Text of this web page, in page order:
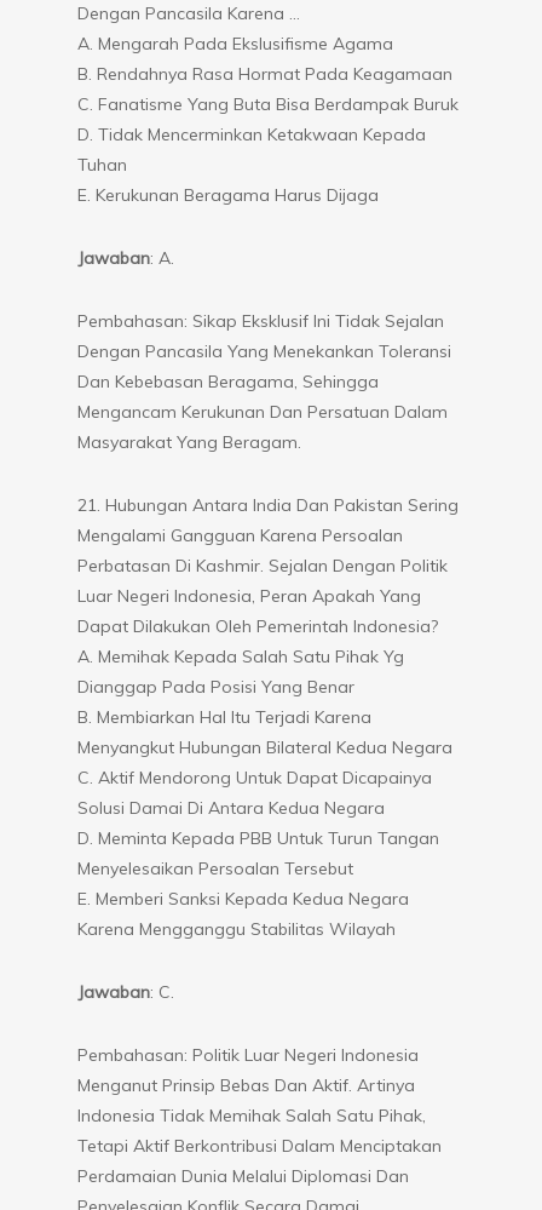
Dengan Pancasila Karena …
A. Mengarah Pada Ekslusifisme Agama
B. Rendahnya Rasa Hormat Pada Keagamaan
C. Fanatisme Yang Buta Bisa Berdampak Buruk
D. Tidak Mencerminkan Ketakwaan Kepada
Tuhan
E. Kerukunan Beragama Harus Dijaga
Jawaban: A.
Pembahasan: Sikap Eksklusif Ini Tidak Sejalan
Dengan Pancasila Yang Menekankan Toleransi
Dan Kebebasan Beragama, Sehingga
Mengancam Kerukunan Dan Persatuan Dalam
Masyarakat Yang Beragam.
21. Hubungan Antara India Dan Pakistan Sering
Mengalami Gangguan Karena Persoalan
Perbatasan Di Kashmir. Sejalan Dengan Politik
Luar Negeri Indonesia, Peran Apakah Yang
Dapat Dilakukan Oleh Pemerintah Indonesia?
A. Memihak Kepada Salah Satu Pihak Yg
Dianggap Pada Posisi Yang Benar
B. Membiarkan Hal Itu Terjadi Karena
Menyangkut Hubungan Bilateral Kedua Negara
C. Aktif Mendorong Untuk Dapat Dicapainya
Solusi Damai Di Antara Kedua Negara
D. Meminta Kepada PBB Untuk Turun Tangan
Menyelesaikan Persoalan Tersebut
E. Memberi Sanksi Kepada Kedua Negara
Karena Mengganggu Stabilitas Wilayah
Jawaban: C.
Pembahasan: Politik Luar Negeri Indonesia
Menganut Prinsip Bebas Dan Aktif. Artinya
Indonesia Tidak Memihak Salah Satu Pihak,
Tetapi Aktif Berkontribusi Dalam Menciptakan
Perdamaian Dunia Melalui Diplomasi Dan